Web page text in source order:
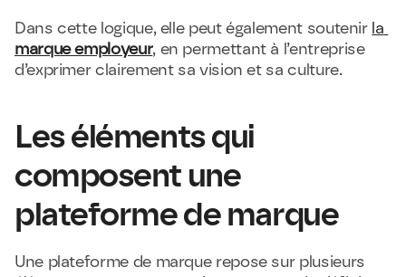
Dans cette logique, elle peut également soutenir
marque employeur, en permettant à l’entreprise
d’exprimer clairement sa vision et sa culture.
Les éléments qui
composent une
plateforme de marque
Une plateforme de marque repose sur plusieurs